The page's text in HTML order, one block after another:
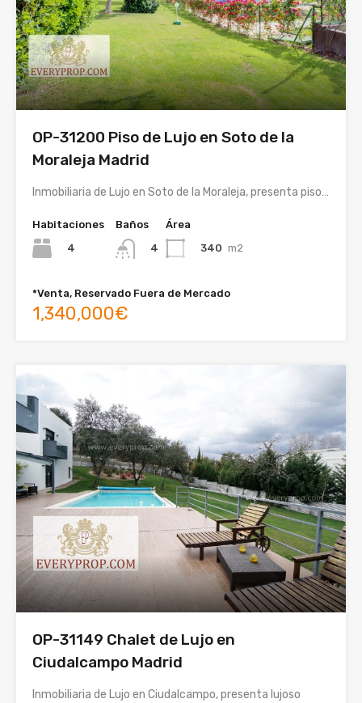
OP-31200 Piso de Lujo en Soto de la
Moraleja Madrid
Inmobiliaria de Lujo en Soto de la Moraleja, presenta piso…
Habitaciones
4
Baños
4
Área
340 m2
*Venta, Reservado Fuera de Mercado
1,340,000€
OP-31149 Chalet de Lujo en
Ciudalcampo Madrid
Inmobiliaria de Lujo en Ciudalcampo, presenta lujoso